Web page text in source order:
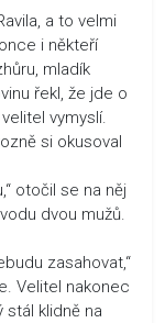
a to velmi
i někteří
mladík
řekl, že jde o
vymyslí.
si okusoval
otočil se na něj
dvou mužů.
zasahovat,“
Velitel nakonec
stál klidně na